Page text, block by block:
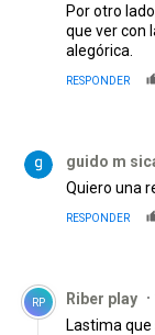
Por otro
que ver con
alegórica.
RESPONDER
guido m
Quiero una
RESPONDER
Comentario de
RP Riber play
Lastima